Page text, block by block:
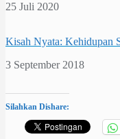
Tanggal
25 Juli 2020
Kisah Nyata: Kehidupan
Tanggal
3 September 2018
Silahkan Dishare: